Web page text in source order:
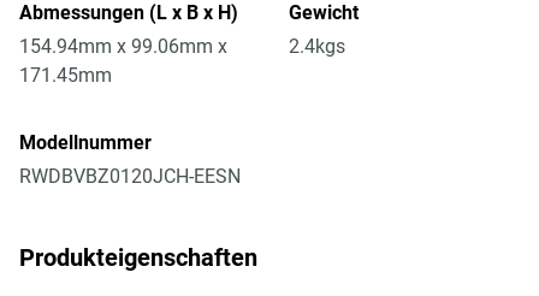
Abmessungen (L x B x H)
154.94mm x 99.06mm x
171.45mm
Gewicht
2.4kgs
Modellnummer
RWDBVBZ0120JCH-EESN
Produkteigenschaften